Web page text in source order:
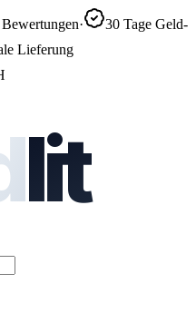
·
30 Tage Geld-
Lieferung
lit